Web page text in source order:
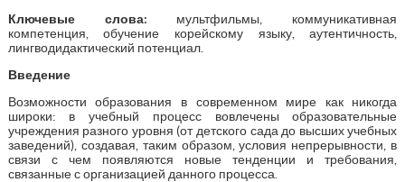
Ключевые слова: мультфильмы, коммуникативная
компетенция, обучение корейскому языку, аутентичность,
лингводидактический потенциал.
Введение
Возможности образования в современном мире как никогда
широки: в учебный процесс вовлечены образовательные
учреждения разного уровня (от детского сада до высших учебных
заведений), создавая, таким образом, условия непрерывности, в
связи с чем появляются новые тенденции и требования,
связанные с организацией данного процесса.